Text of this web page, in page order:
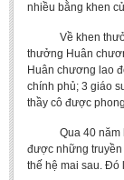
nhiều bằng khen
Về khen thưởng
thưởng Huân
Huân chương lao
chính phủ; 3 giáo
thầy cô được
Qua 40 năm
được những
thế hệ mai sau. Đó